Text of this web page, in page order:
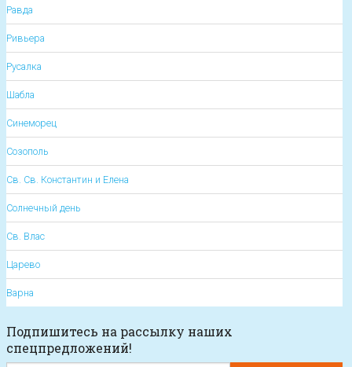
Равда
Ривьера
Русалка
Шабла
Синеморец
Созополь
Св. Св. Константин и Елена
Солнечный день
Св. Влас
Царево
Варна
Подпишитесь на рассылку наших
спецпредложений!